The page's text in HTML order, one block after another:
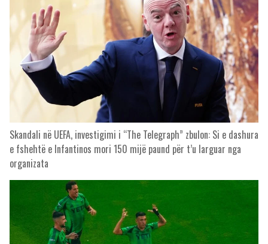
Skandali në UEFA, investigimi i “The Telegraph” zbulon: Si e dashura
e fshehtë e Infantinos mori 150 mijë paund për t’u larguar nga
organizata